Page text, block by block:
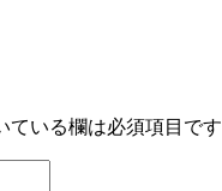
ている欄は必須項目です